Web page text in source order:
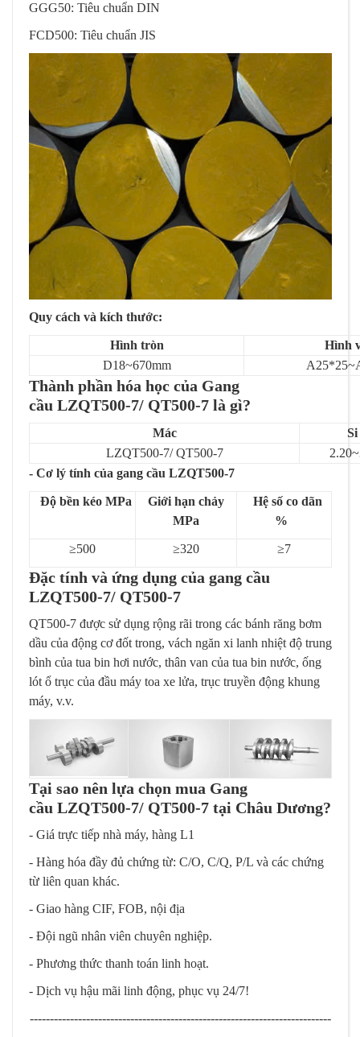
GGG50: Tiêu chuẩn DIN
FCD500: Tiêu chuẩn JIS
Quy cách và kích thước:
Hình tròn
Hình
D18~670mm
Thành phần hóa học của Gang
cầu LZQT500-7/ QT500-7 là gì?
Mác
Si
LZQT500-7/ QT500-7
- Cơ lý tính của gang cầu LZQT500-7
Độ bền kéo MPa
Giới hạn chảy
MPa
Hệ số co dãn
%
≥500 ≥320 ≥7
Đặc tính và ứng dụng của gang cầu
LZQT500-7/ QT500-7
QT500-7 được sử dụng rộng rãi trong các bánh răng bơm
dầu của động cơ đốt trong, vách ngăn xi lanh nhiệt độ trung
bình của tua bin hơi nước, thân van của tua bin nước, ống
lót ổ trục của đầu máy toa xe lửa, trục truyền động khung
máy, v.v.
Tại sao nên lựa chọn mua Gang
cầu LZQT500-7/ QT500-7 tại Châu Dương?
- Giá trực tiếp nhà máy, hàng L1
- Hàng hóa đầy đủ chứng từ: C/O, C/Q, P/L và các chứng
từ liên quan khác.
- Giao hàng CIF, FOB, nội địa
- Đội ngũ nhân viên chuyên nghiệp.
- Phương thức thanh toán linh hoạt.
- Dịch vụ hậu mãi linh động, phục vụ 24/7!
---------------------------------------------------------------------------